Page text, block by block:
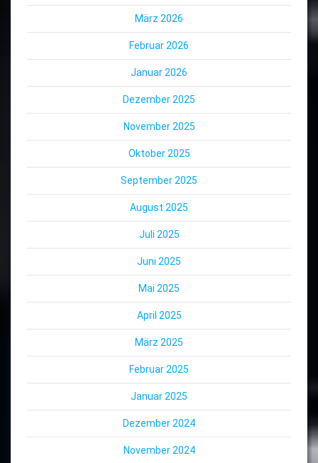
März 2026
Februar 2026
Januar 2026
Dezember 2025
November 2025
Oktober 2025
September 2025
August 2025
Juli 2025
Juni 2025
Mai 2025
April 2025
März 2025
Februar 2025
Januar 2025
Dezember 2024
November 2024